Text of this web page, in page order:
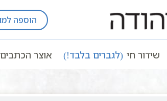
הוספה
שידור חי (לגברים בלבד!) אוצר הכתבים
שיעורי וידאו חגים ומועדים לפי